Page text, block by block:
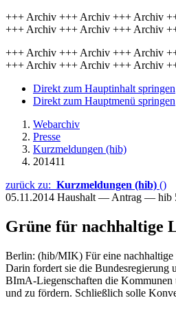
+++ Archiv +++ Archiv +++ Archiv
+++ Archiv +++ Archiv +++ Archiv
+++ Archiv +++ Archiv +++ Archiv
+++ Archiv +++ Archiv +++ Archiv
Direkt zum Hauptinhalt springen
Direkt zum Hauptmenü springen
Webarchiv
Presse
Kurzmeldungen (hib)
201411
zurück zu: Kurzmeldungen (hib) ()
05.11.2014 Haushalt — Antrag — hib
Grüne für nachhaltige
Berlin: (hib/MIK) Für eine nachhaltige
Darin fordert sie die Bundesregierung
BImA-Liegenschaften die Kommunen
und zu fördern. Schließlich solle